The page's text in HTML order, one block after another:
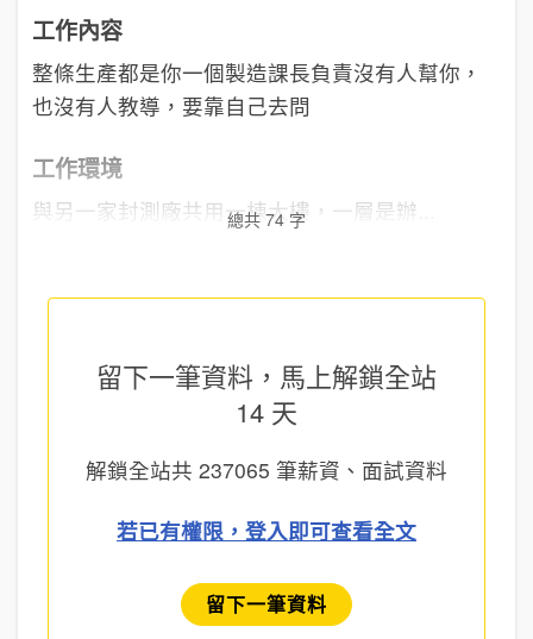
工作內容
整條生產都是你一個製造課長負責沒有人幫你，
也沒有人教導，要靠自己去問
工作環境
與另一家封測廠共用一棟大樓，一層是辦...
總共 74 字
留下一筆資料，馬上解鎖全站
14 天
解鎖全站共 237065 筆薪資、面試資料
若已有權限，登入即可查看全文
留下一筆資料